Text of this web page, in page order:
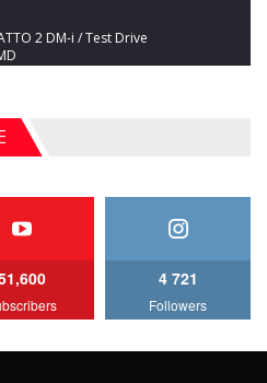
2 DM-i / Test Drive
Benz S-Class facelift (S 580
/ Test Drive AutoBlog.MD
4 721
Followers